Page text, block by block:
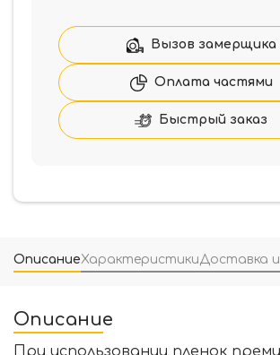
Вызов замерщика
Оплата частями
Быстрый заказ
ОписаниеХарактеристикиДоставка
Описание
При использовании пленок